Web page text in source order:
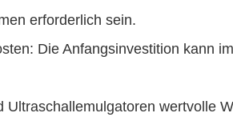
erforderlich sein.
Die Anfangsinvestition kann
Ultraschallemulgatoren wertvolle